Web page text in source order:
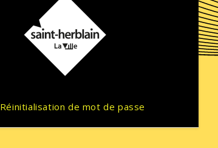
Réinitialisation de mot de passe